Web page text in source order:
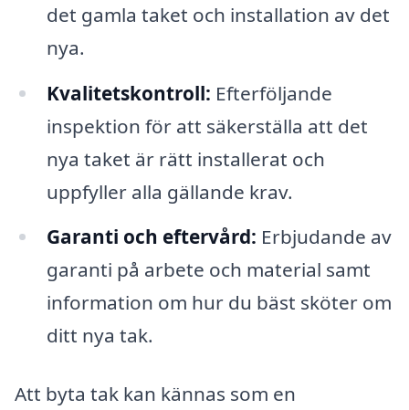
det gamla taket och installation av det
nya.
Kvalitetskontroll: Efterföljande
inspektion för att säkerställa att det
nya taket är rätt installerat och
uppfyller alla gällande krav.
Garanti och eftervård: Erbjudande av
garanti på arbete och material samt
information om hur du bäst sköter om
ditt nya tak.
Att byta tak kan kännas som en